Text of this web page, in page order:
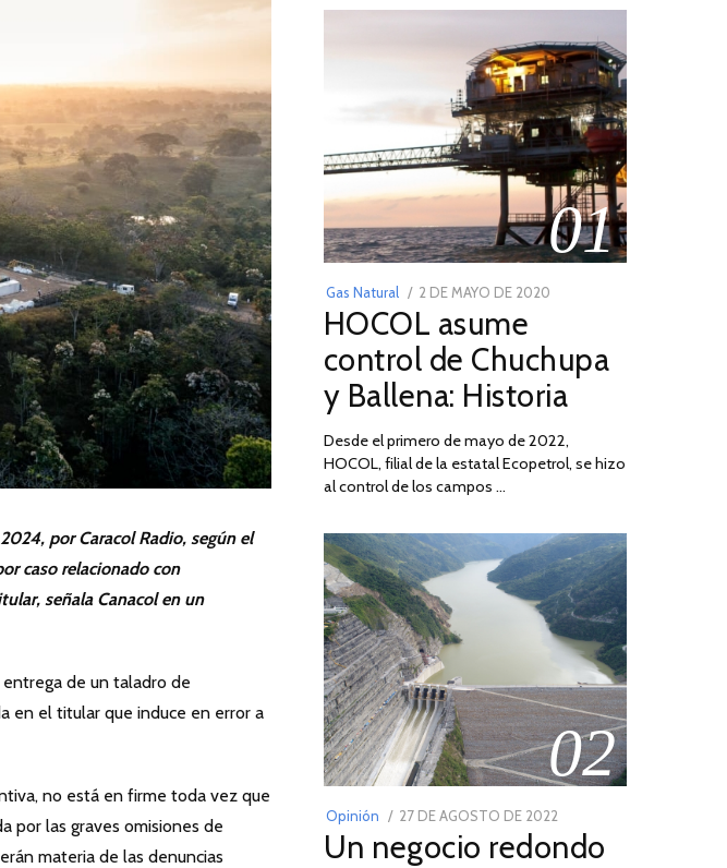
por Caracol Radio, según el
caso relacionado con
señala Canacol en un
entrega de un taladro de
en el titular que induce en error a
no está en firme toda vez que
por las graves omisiones de
materia de las denuncias
01
Gas Natural
POSTED
ON
2 DE MAYO DE 2020
DE
2026
HOCOL asume
control de Chuchupa
y Ballena: Historia
Desde el primero de mayo de 2022,
HOCOL, filial de la estatal Ecopetrol, se hizo
al control de los campos …
02
Opinión
POSTED
ON
27 DE AGOSTO DE 2022
DE
Un negocio redondo